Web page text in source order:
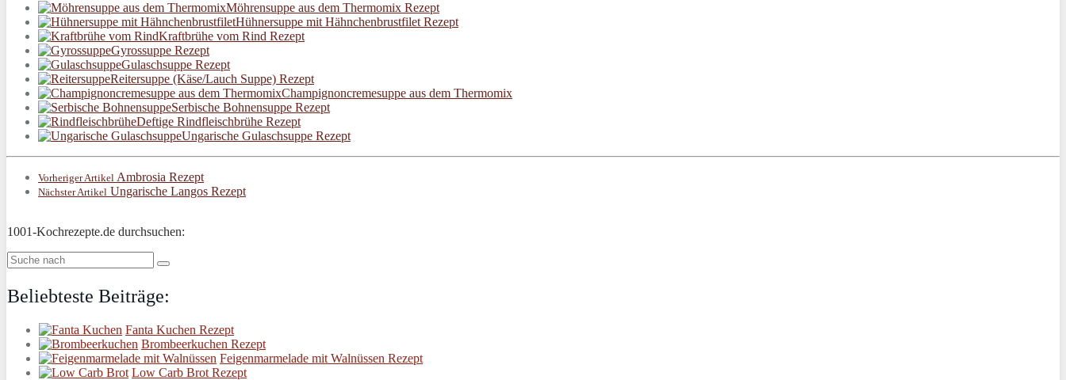
Möhrensuppe aus dem Thermomix Rezept
Hühnersuppe mit Hähnchenbrustfilet Rezept
Kraftbrühe vom Rind Rezept
Gyrossuppe Rezept
Gulaschsuppe Rezept
Reitersuppe (Käse/Lauch Suppe) Rezept
Champignoncremesuppe aus dem Thermomix
Serbische Bohnensuppe Rezept
Deftige Rindfleischbrühe Rezept
Ungarische Gulaschsuppe Rezept
Vorheriger Artikel Ambrosia Rezept
Nächster Artikel Ungarische Langos Rezept
1001-Kochrezepte.de durchsuchen:
Beliebteste Beiträge:
Fanta Kuchen Rezept
Brombeerkuchen Rezept
Feigenmarmelade mit Walnüssen Rezept
Low Carb Brot Rezept